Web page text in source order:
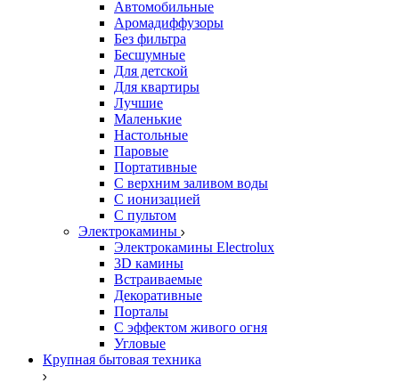
Автомобильные
Аромадиффузоры
Без фильтра
Бесшумные
Для детской
Для квартиры
Лучшие
Маленькие
Настольные
Паровые
Портативные
С верхним заливом воды
С ионизацией
С пультом
Электрокамины
Электрокамины Electrolux
3D камины
Встраиваемые
Декоративные
Порталы
С эффектом живого огня
Угловые
Крупная бытовая техника